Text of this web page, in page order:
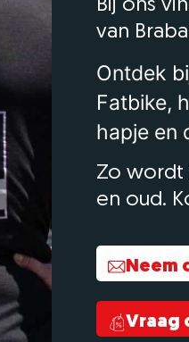
Bij ons
van
Ontdek
Fatbike,
hapje en
Zo wordt
en oud.
Neem
Vraag